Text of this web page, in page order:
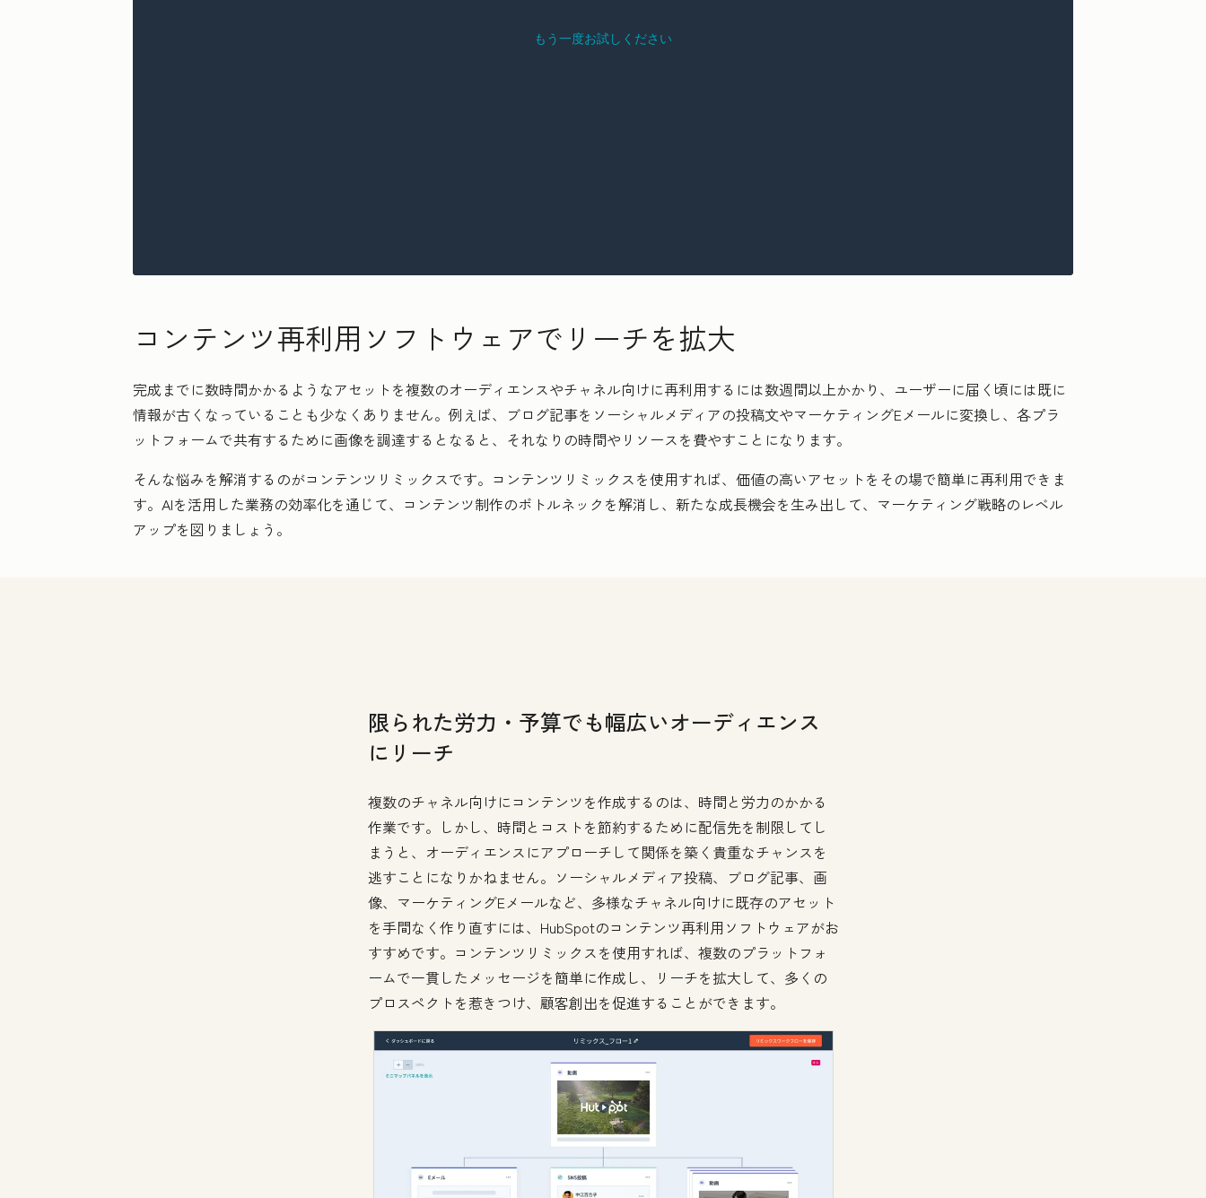
コンテンツ再利用ソフトウェアでリーチを拡大
完成までに数時間かかるようなアセットを複数のオーディエンスやチャネル向けに再利用するには数週間以上かかり、ユーザーに届く頃には既に
情報が古くなっていることも少なくありません。例えば、ブログ記事をソーシャルメディアの投稿文やマーケティングEメールに変換し、 各プラ
ットフォームで共有するために画像を調達するとなると 、 それなりの時間やリソースを費やすことになります。
そんな悩みを解消するのがコンテンツリミックスです。コンテンツリミックスを使用すれば、価値の高いアセットをその場で簡単に再利用できま
す。AIを活用した業務の効率化を通じて、コンテンツ制作のボトルネックを解消し、新たな成長機会を生み出して、マーケティング戦略のレベル
アップを図りましょう。
限られた労力・予算でも幅広いオーディエンス
にリーチ
複数のチャネル向けにコンテンツを作成するのは、時間と労力のかかる
作業です。しかし、時間とコストを節約するために配信先を制限してし
まうと、オーディエンスにアプローチして関係を築く貴重なチャンスを
逃すことになりかねません。ソーシャルメディア投稿、ブログ記事、画
像、マーケティングEメールなど、多様なチャネル向けに既存のアセット
を手間なく作り直すには、HubSpotのコンテンツ再利用ソフトウェアがお
すすめです。コンテンツリミックスを使用すれば、複数のプラットフォ
ームで一貫したメッセージを簡単に作成し、リーチを拡大して、多くの
プロスペクトを惹きつけ、顧客創出を促進することができます。